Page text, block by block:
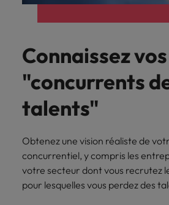
Connaissez vos
"concurrents
talents"
Obtenez une vision réaliste de
concurrentiel, y compris les
votre secteur dont vous recrutez
pour lesquelles vous perdez des